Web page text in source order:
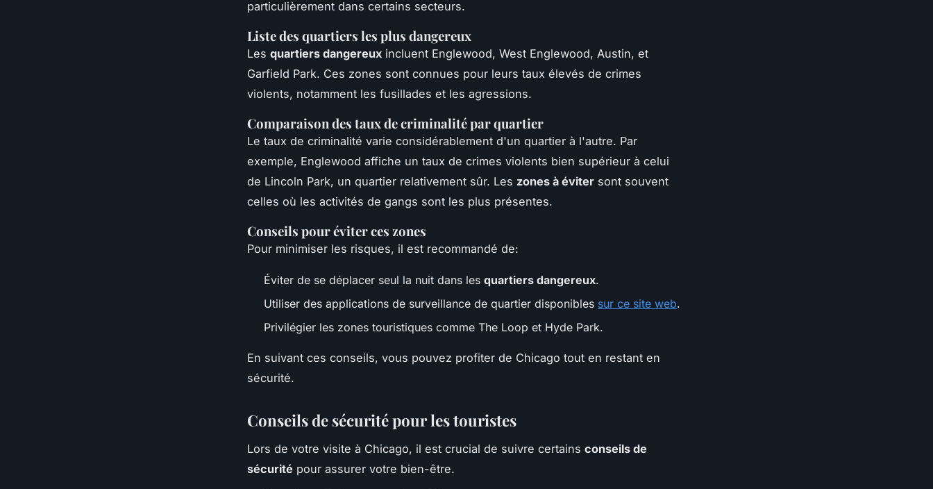
particulièrement dans certains secteurs.
Liste des quartiers les plus dangereux
Les quartiers dangereux incluent Englewood, West Englewood, Austin, et
Garfield Park. Ces zones sont connues pour leurs taux élevés de crimes
violents, notamment les fusillades et les agressions.
Comparaison des taux de criminalité par quartier
Le taux de criminalité varie considérablement d'un quartier à l'autre. Par
exemple, Englewood affiche un taux de crimes violents bien supérieur à celui
de Lincoln Park, un quartier relativement sûr. Les zones à éviter sont souvent
celles où les activités de gangs sont les plus présentes.
Conseils pour éviter ces zones
Pour minimiser les risques, il est recommandé de:
Éviter de se déplacer seul la nuit dans les quartiers dangereux.
Utiliser des applications de surveillance de quartier disponibles sur ce site web.
Privilégier les zones touristiques comme The Loop et Hyde Park.
En suivant ces conseils, vous pouvez profiter de Chicago tout en restant en
sécurité.
Conseils de sécurité pour les touristes
Lors de votre visite à Chicago, il est crucial de suivre certains conseils de
sécurité pour assurer votre bien-être.